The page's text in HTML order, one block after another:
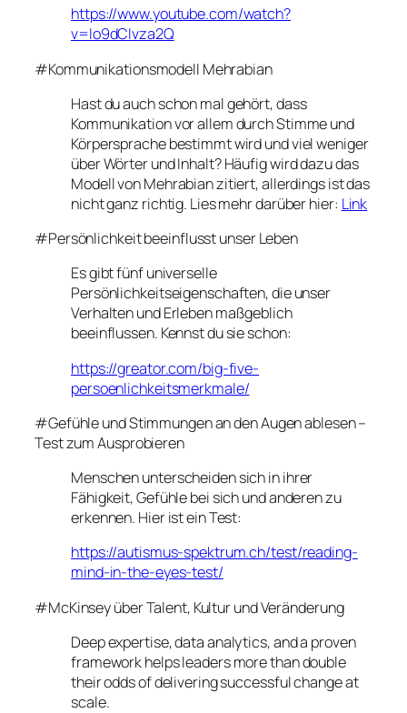
https://www.youtube.com/watch?
v=Io9dCIvza2Q
#Kommunikationsmodell Mehrabian
Hast du auch schon mal gehört, dass
Kommunikation vor allem durch Stimme und
Körpersprache bestimmt wird und viel weniger
über Wörter und Inhalt? Häufig wird dazu das
Modell von Mehrabian zitiert, allerdings ist das
nicht ganz richtig. Lies mehr darüber hier: Link
#Persönlichkeit beeinflusst unser Leben
Es gibt fünf universelle
Persönlichkeitseigenschaften, die unser
Verhalten und Erleben maßgeblich
beeinflussen. Kennst du sie schon:
https://greator.com/big-five-
persoenlichkeitsmerkmale/
#Gefühle und Stimmungen an den Augen ablesen –
Test zum Ausprobieren
Menschen unterscheiden sich in ihrer
Fähigkeit, Gefühle bei sich und anderen zu
erkennen. Hier ist ein Test:
https://autismus-spektrum.ch/test/reading-
mind-in-the-eyes-test/
#McKinsey über Talent, Kultur und Veränderung
Deep expertise, data analytics, and a proven
framework helps leaders more than double
their odds of delivering successful change at
scale.